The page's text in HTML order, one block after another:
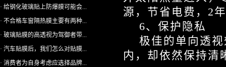
· 给钢化玻璃贴上防爆膜可能会...
· 不合格车窗隔热膜主要有两种...
· 玻璃贴膜的高透视为驾御者带...
· 汽车贴膜后，我们怎么对贴膜...
· 消费者为自身考虑应选择品牌...
源，节省电费，2
6、保护隐私
极佳的单向透视
内，却依然保持清